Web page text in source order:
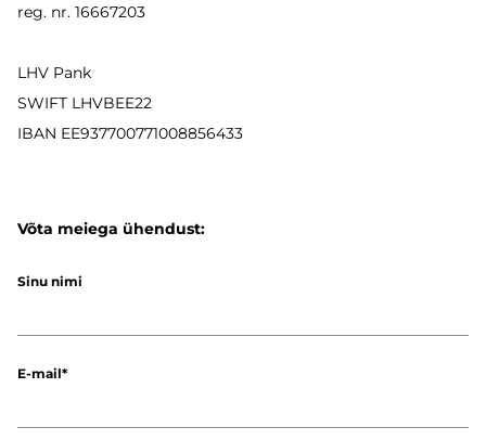
reg. nr. 16667203
LHV Pank
SWIFT LHVBEE22
IBAN EE937700771008856433
Võta meiega ühendust:
Sinu nimi
E-mail